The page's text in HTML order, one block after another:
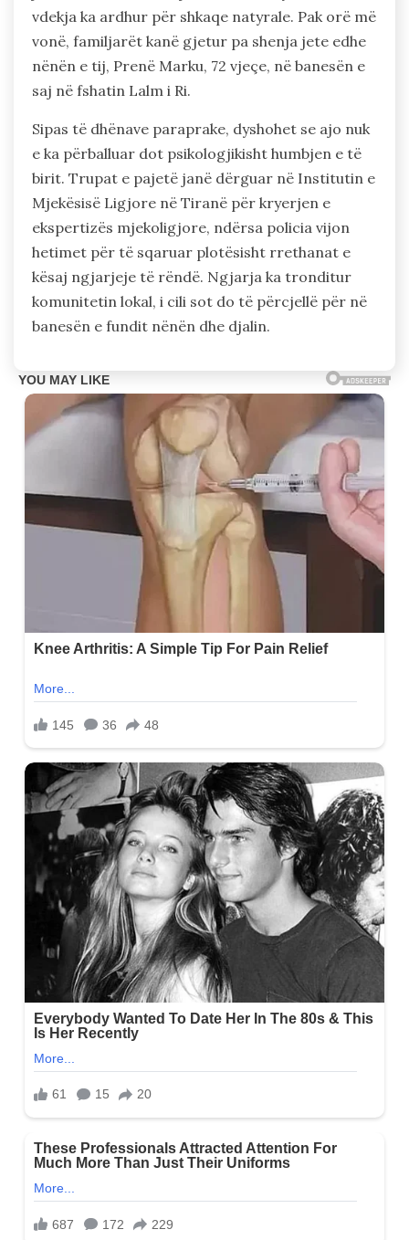
vdekja ka ardhur për shkaqe natyrale. Pak orë më
vonë, familjarët kanë gjetur pa shenja jete edhe
nënën e tij, Prenë Marku, 72 vjeçe, në banesën e
saj në fshatin Lalm i Ri.
Sipas të dhënave paraprake, dyshohet se ajo nuk
e ka përballuar dot psikologjikisht humbjen e të
birit. Trupat e pajetë janë dërguar në Institutin e
Mjekësisë Ligjore në Tiranë për kryerjen e
ekspertizës mjekoligjore, ndërsa policia vijon
hetimet për të sqaruar plotësisht rrethanat e
kësaj ngjarjeje të rëndë. Ngjarja ka tronditur
komunitetin lokal, i cili sot do të përcjellë për në
banesën e fundit nënën dhe djalin.